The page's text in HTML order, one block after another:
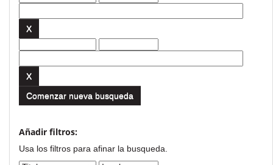
Comenzar nueva busqueda
Añadir filtros:
Usa los filtros para afinar la busqueda.